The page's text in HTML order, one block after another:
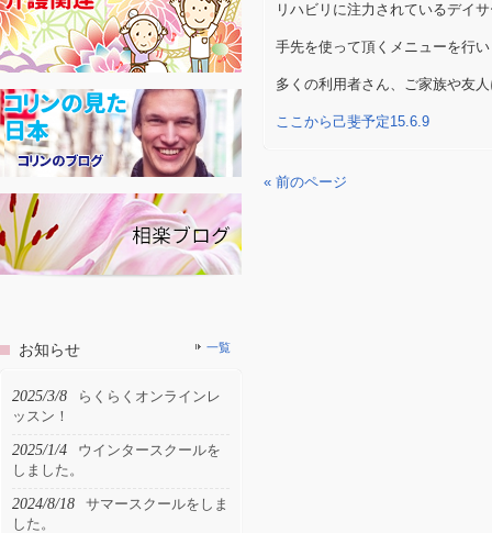
リハビリに注力されているデイ
手先を使って頂くメニューを行
多くの利用者さん、ご家族や友
ここから己斐予定15.6.9
« 前のページ
お知らせ 一覧
2025/3/8
らくらくオンラインレ
ッスン！
2025/1/4
ウインタースクールを
しました。
2024/8/18
サマースクールをしま
した。